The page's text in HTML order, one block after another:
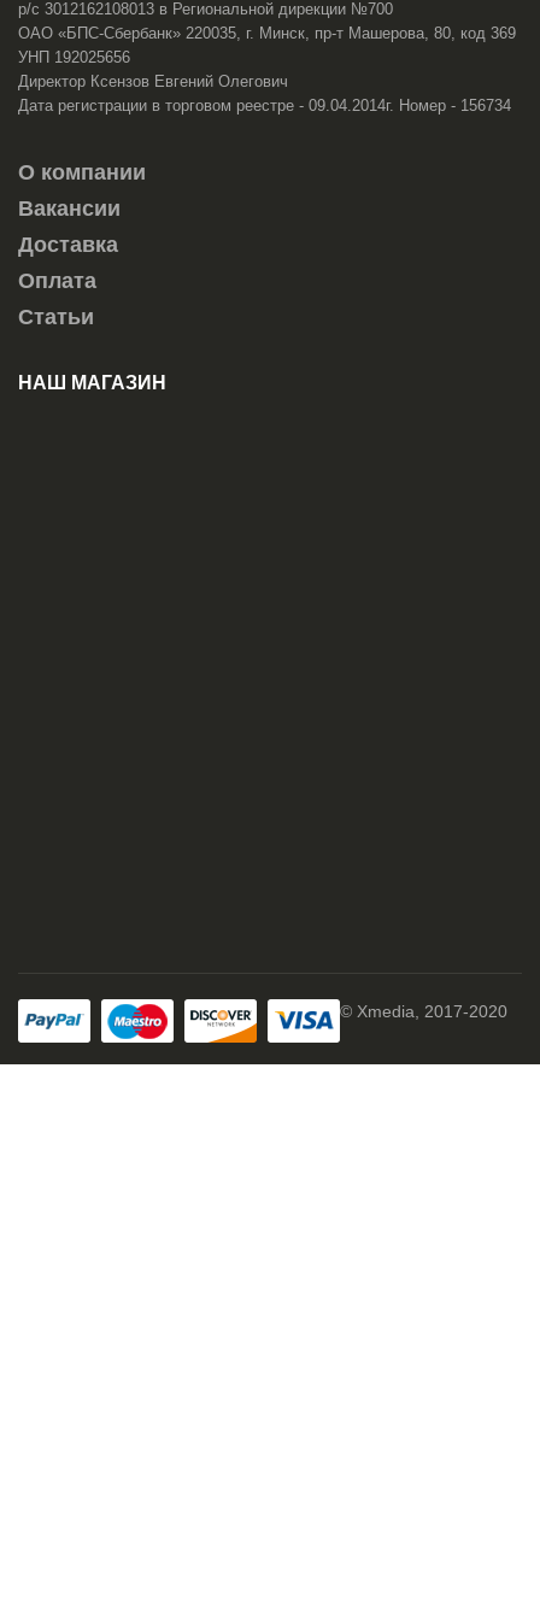
р/с 3012162108013 в Региональной дирекции №700
ОАО «БПС-Сбербанк» 220035, г. Минск, пр-т Машерова, 80, код 369
УНП 192025656
Директор Ксензов Евгений Олегович
Дата регистрации в торговом реестре - 09.04.2014г. Номер - 156734
О компании
Вакансии
Доставка
Оплата
Статьи
НАШ МАГАЗИН
© Xmedia, 2017-2020